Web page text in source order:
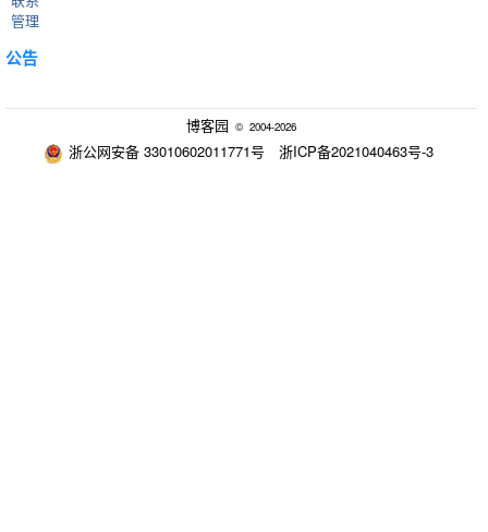
管理
公告
博客园 © 2004-2026
浙公网安备 33010602011771号 浙ICP备2021040463号-3